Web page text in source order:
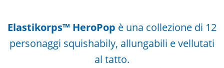
Elastikorps™ HeroPop è una collezione di 12
personaggi squishabily, allungabili e vellutati
al tatto.